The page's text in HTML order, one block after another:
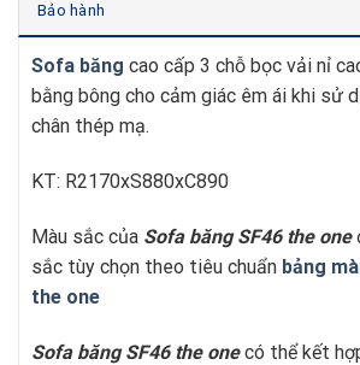
Bảo hành
Sofa băng cao cấp 3 chỗ bọc vải nỉ
bằng bông cho cảm giác êm ái khi sử
chân thép mạ.
KT: R2170xS880xC890
Màu sắc của Sofa băng SF46 the one
sắc tùy chọn theo tiêu chuẩn bảng
the one
Sofa băng SF46 the onecó thể kết